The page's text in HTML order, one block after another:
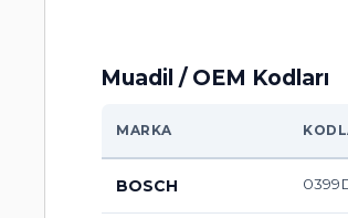
Muadil / OEM Kodları
MARKA
BOSCH